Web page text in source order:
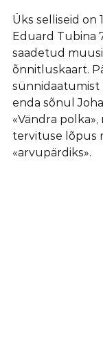
Üks selliseid on
Eduard Tubina
saadetud
õnnitluskaart.
sünnidaatumist
enda sõnul
«Vändra
tervituse lõpus
«arvupärdiks».